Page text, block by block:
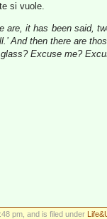
si vuole.
are, it has been said,
And then there are
Excuse me?
pm, and is filed under